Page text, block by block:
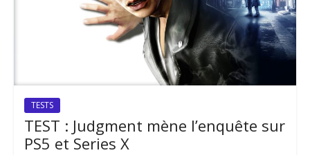
TESTS
TEST : Judgment mène l’enquête sur
PS5 et Series X